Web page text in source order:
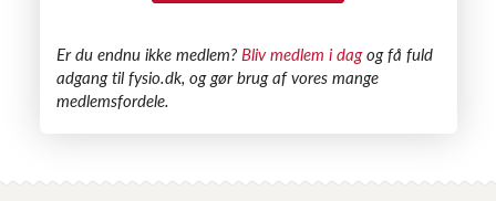
​Er du endnu ikke medlem? Bliv medlem i dagog få fuld
adgang til fysio.dk, og gør brug af vores mange
medlemsfordele.